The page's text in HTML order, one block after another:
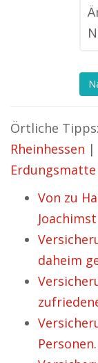
Örtliche Tipps:
Rheinhessen |
Von zu
daheim
Personen.